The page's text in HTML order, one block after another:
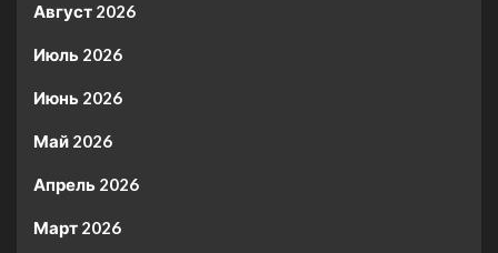
Август 2026
Июль 2026
Июнь 2026
Май 2026
Апрель 2026
Март 2026